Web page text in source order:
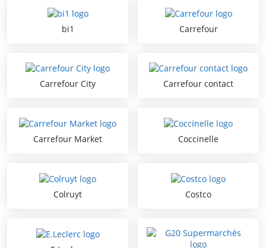
bi1 Carrefour
Carrefour City Carrefour contact
Carrefour Market Coccinelle
Colruyt Costco